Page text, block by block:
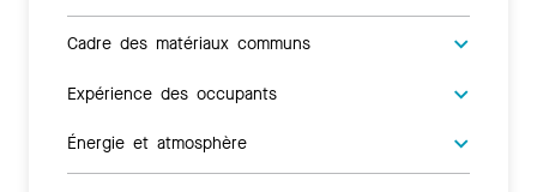
Cadre des matériaux communs
Expérience des occupants
Énergie et atmosphère